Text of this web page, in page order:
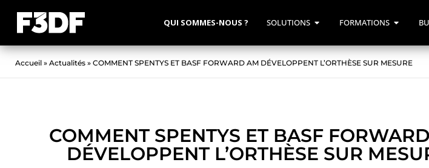
QUI SOMMES-NOUS ? SOLUTIONS FORMATIONS
Accueil » Actualités » COMMENT SPENTYS ET BASF FORWARD AM DÉVELOPPENT L’ORTHÈSE SUR MESURE
COMMENT SPENTYS ET BASF
DÉVELOPPENT L’ORTHÈSE SUR